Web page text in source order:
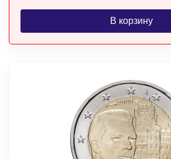
В корзину